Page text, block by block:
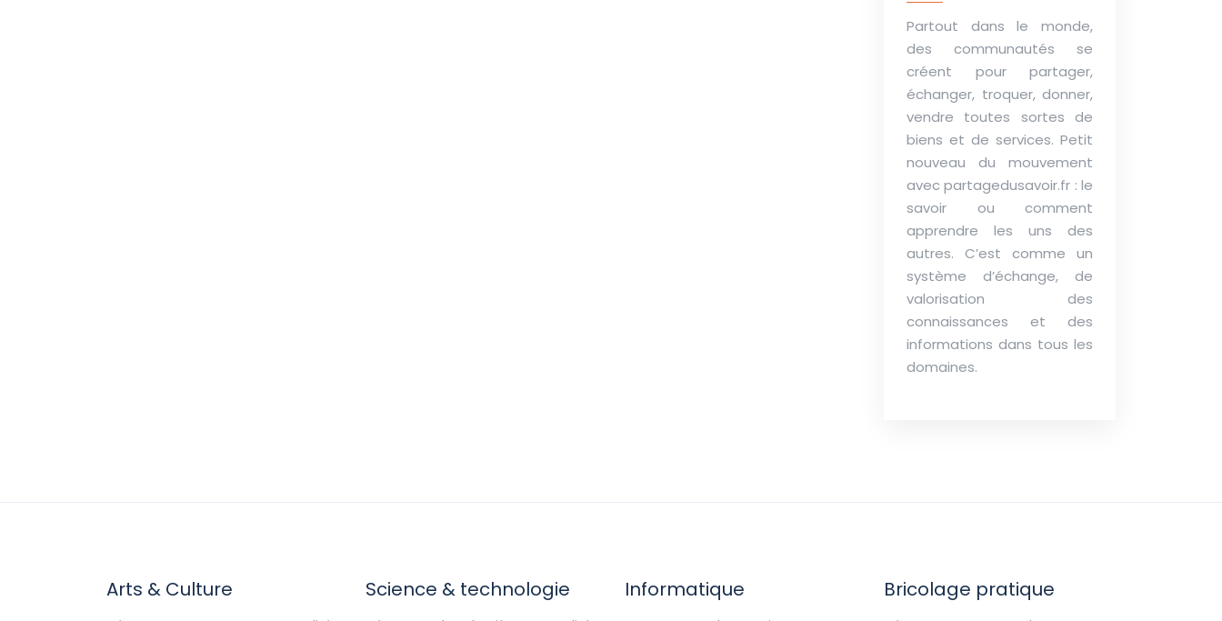
Partout dans le monde,
des communautés se
créent pour partager,
échanger, troquer, donner,
vendre toutes sortes de
biens et de services. Petit
nouveau du mouvement
avec partagedusavoir.fr : le
savoir ou comment
apprendre les uns des
autres. C’est comme un
système d’échange, de
valorisation des
connaissances et des
informations dans tous les
domaines.
Arts & Culture Science & technologie Informatique Bricolage pratique